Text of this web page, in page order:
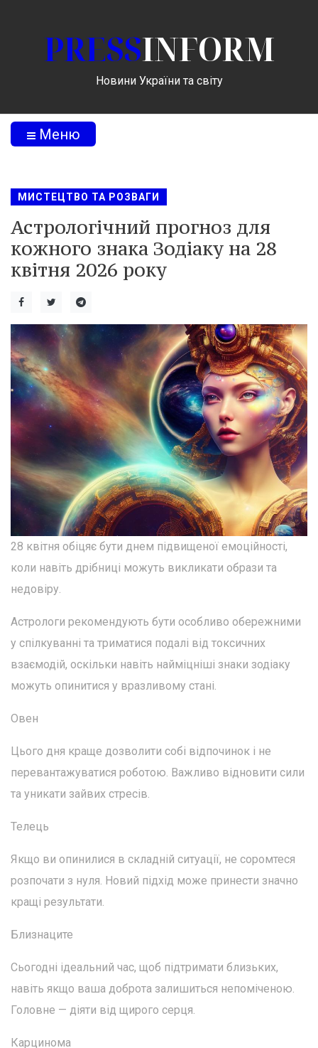
PRESSINFORM
Новини України та світу
Меню
МИСТЕЦТВО ТА РОЗВАГИ
Астрологічний прогноз для
кожного знака Зодіаку на 28
квітня 2026 року
28 квітня обіцяє бути днем підвищеної емоційності,
коли навіть дрібниці можуть викликати образи та
недовіру.
Астрологи рекомендують бути особливо обережними
у спілкуванні та триматися подалі від токсичних
взаємодій, оскільки навіть найміцніші знаки зодіаку
можуть опинитися у вразливому стані.
Овен
Цього дня краще дозволити собі відпочинок і не
перевантажуватися роботою. Важливо відновити сили
та уникати зайвих стресів.
Телець
Якщо ви опинилися в складній ситуації, не соромтеся
розпочати з нуля. Новий підхід може принести значно
кращі результати.
Близнаците
Сьогодні ідеальний час, щоб підтримати близьких,
навіть якщо ваша доброта залишиться непоміченою.
Головне — діяти від щирого серця.
Карцинома